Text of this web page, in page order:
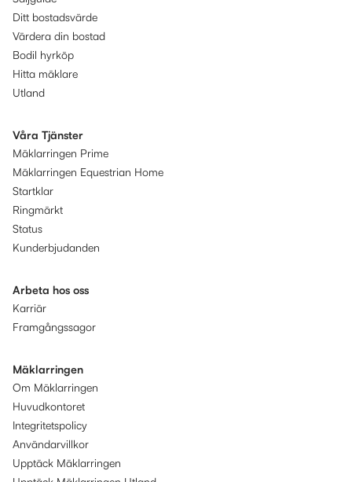
Ditt bostadsvärde
Värdera din bostad
Bodil hyrköp
Hitta mäklare
Utland
Våra Tjänster
Mäklarringen Prime
Mäklarringen Equestrian Home
Startklar
Ringmärkt
Status
Kunderbjudanden
Arbeta hos oss
Karriär
Framgångssagor
Mäklarringen
Om Mäklarringen
Huvudkontoret
Integritetspolicy
Användarvillkor
Upptäck Mäklarringen